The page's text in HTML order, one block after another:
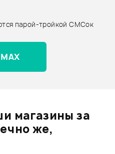
парой-тройкой СМСок
магазины за
же,